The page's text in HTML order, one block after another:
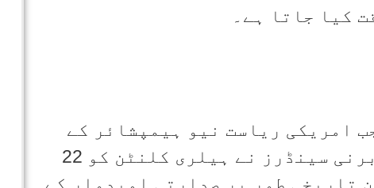
کیا جاتا ہے۔
امریکی ریاست نیو ہیمپشائر کے
ڈیموکریٹک پارٹی کے کنونشن میں برنی سینڈرز نے ہیلری کلنٹن کو 22
تاریخی طور پر صدارتی امیدوار کے